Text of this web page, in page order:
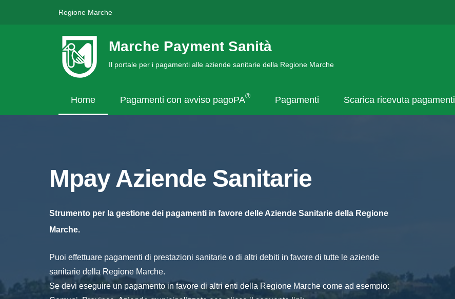
Regione Marche
Marche Payment Sanità
Il portale per i pagamenti alle aziende sanitarie della Regione Marche
Home Pagamenti con avviso pagoPA® Pagamenti Scarica ricevuta pagamenti
Mpay Aziende Sanitarie
Strumento per la gestione dei pagamenti in favore delle Aziende Sanitarie della Regione
Marche.
Puoi effettuare pagamenti di prestazioni sanitarie o di altri debiti in favore di tutte le aziende
sanitarie della Regione Marche.
Se devi eseguire un pagamento in favore di altri enti della Regione Marche come ad esempio: